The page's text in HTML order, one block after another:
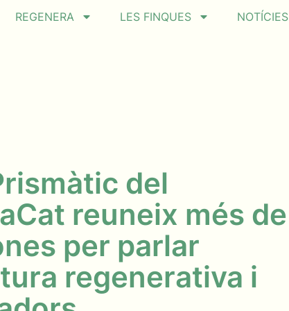
REGENERA LES FINQUES NOTÍCIES
del
reuneix més de
per parlar
regenerativa i